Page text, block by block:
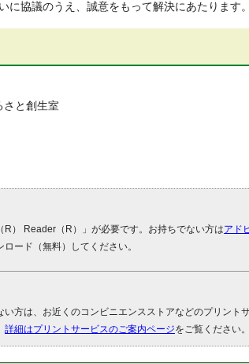
協議のうえ、誠意をもって解決にあたります。
と創生室
） Reader（R）」が必要です。お持ちでない方はアド
ロード（無料）してください。
方は、お近くのコンビニエンスストアなどのプリント
詳細はプリントサービスのご案内ページをご覧ください。